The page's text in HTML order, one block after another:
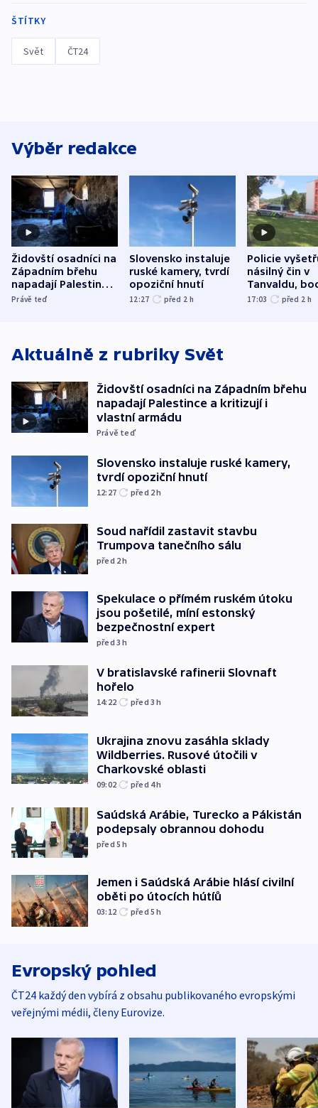
ŠTÍTKY
Svět ČT24
Výběr redakce
Židovští osadníci na
Západním břehu
napadají Palestince
a kritizují i vlastní
Právě teď
Slovensko instaluje
ruské kamery, tvrdí
opoziční hnutí
12:27 před 2 h
Policie
násilný čin v
Tanvaldu,
zranění při
17:03 před 2 h
Aktuálně z rubriky Svět
Židovští osadníci na Západním břehu
napadají Palestince a kritizují i
vlastní armádu
Právě teď
Slovensko instaluje ruské kamery,
tvrdí opoziční hnutí
12:27 před 2h
Soud nařídil zastavit stavbu
Trumpova tanečního sálu
před 2h
Spekulace o přímém ruském útoku
jsou pošetilé, míní estonský
bezpečnostní expert
před 3h
V bratislavské rafinerii Slovnaft
hořelo
14:22 před 3h
Ukrajina znovu zasáhla sklady
Wildberries. Rusové útočili v
Charkovské oblasti
09:02 před 4h
Saúdská Arábie, Turecko a Pákistán
podepsaly obrannou dohodu
před 5h
Jemen i Saúdská Arábie hlásí civilní
oběti po útocích hútíů
03:12 před 5h
Evropský pohled
ČT24 každý den vybírá z obsahu publikovaného evropskými
veřejnými médii, členy Eurovize.